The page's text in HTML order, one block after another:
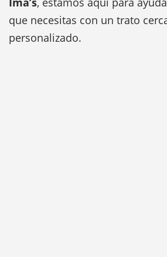
que necesitas con un trato
personalizado.